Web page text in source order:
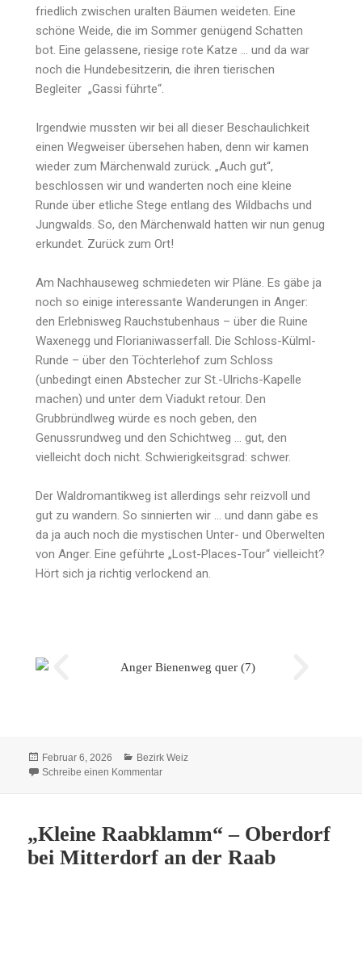
friedlich zwischen uralten Bäumen weideten. Eine
schöne Weide, die im Sommer genügend Schatten
bot. Eine gelassene, riesige rote Katze … und da war
noch die Hundebesitzerin, die ihren tierischen
Begleiter „Gassi führte“.
Irgendwie mussten wir bei all dieser Beschaulichkeit
einen Wegweiser übersehen haben, denn wir kamen
wieder zum Märchenwald zurück. „Auch gut“,
beschlossen wir und wanderten noch eine kleine
Runde über etliche Stege entlang des Wildbachs und
Jungwalds. So, den Märchenwald hatten wir nun genug
erkundet. Zurück zum Ort!
Am Nachhauseweg schmiedeten wir Pläne. Es gäbe ja
noch so einige interessante Wanderungen in Anger:
den Erlebnisweg Rauchstubenhaus – über die Ruine
Waxenegg und Florianiwasserfall. Die Schloss-Külml-
Runde – über den Töchterlehof zum Schloss
(unbedingt einen Abstecher zur St.-Ulrichs-Kapelle
machen) und unter dem Viadukt retour. Den
Grubbründlweg würde es noch geben, den
Genussrundweg und den Schichtweg … gut, den
vielleicht doch nicht. Schwierigkeitsgrad: schwer.
Der Waldromantikweg ist allerdings sehr reizvoll und
gut zu wandern. So sinnierten wir … und dann gäbe es
da ja auch noch die mystischen Unter- und Oberwelten
von Anger. Eine geführte „Lost-Places-Tour“ vielleicht?
Hört sich ja richtig verlockend an.
Februar 6, 2026
Bezirk Weiz
Schreibe einen Kommentar
„Kleine Raabklamm“ – Oberdorf
bei Mitterdorf an der Raab